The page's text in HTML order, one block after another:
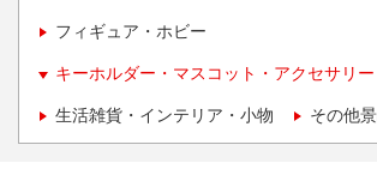
フィギュア・ホビー
キーホルダー・マスコット・アクセサリー
生活雑貨・インテリア・小物 その他